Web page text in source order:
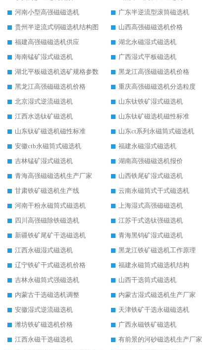
河南小型高强磁磁选机
广东半逆流型滚筒磁选机
贵州半逆流式弱磁选机结构图
山西高强磁磁选机价格
福建高强磁磁选机供应
湖北永磁湿式磁选机
海南锰矿湿式磁选机
广西湿式平板磁选机
湖北平板磁选机选矿规格参数
黑龙江高强磁磁选机价格
黑龙江高强磁磁选机价格
重庆高强磁磁选机分选粒度
北京湿式逆流磁选机
山东钛铁矿湿式磁选机
江西水选钛矿磁选机
山东钛矿磁选机磁性标准
山东钛矿磁选机磁性标准
山东ct系列永磁筒式磁选机
安徽ctb永磁筒式磁选机
福建永磁湿式磁选机
吉林锰矿湿式磁选机
湖南高强磁磁选机报价
青海高强磁磁选机生产厂家
山西铁尾矿湿式磁选机
甘肃铁矿磁选机生产线
云南永磁筒式干式磁选机
河南干粉永磁筒式磁选机
上海湿式高强磁磁选机
四川高强磁除铁磁选机
江苏干式选钛强磁选机
新疆铁矿尾矿干选磁选机
青海黑钨矿湿式磁选机
江西永磁湿式磁选机
黑龙江铁矿磁选机工作原理
辽宁铁矿干式磁选机价格
福建永磁筒式磁选机结构
吉林永磁筒式强磁选机
山西干选筒式磁选机
内蒙古干选磁选机调整
内蒙古湿式磁选机生产厂家
安徽湿式逆流磁选机
天津铁矿干选永磁磁选机
潍坊铁矿磁选机价格
广西永磁铁矿磁选机
江西永磁干选磁选机
有前景的河砂磁选机生产厂家